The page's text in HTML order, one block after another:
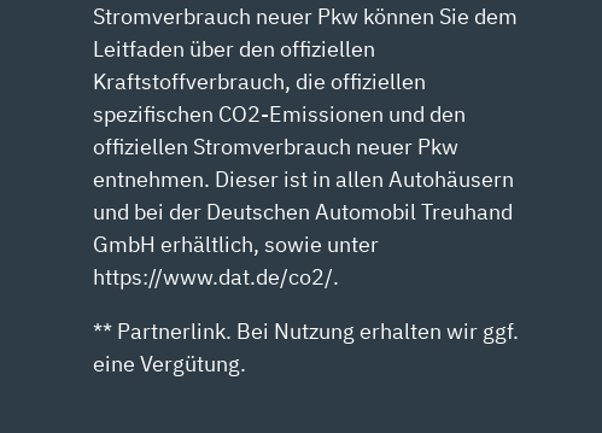
Stromverbrauch neuer Pkw können Sie dem
Leitfaden über den offiziellen
Kraftstoffverbrauch, die offiziellen
spezifischen CO2-Emissionen und den
offiziellen Stromverbrauch neuer Pkw
entnehmen. Dieser ist in allen Autohäusern
und bei der Deutschen Automobil Treuhand
GmbH erhältlich, sowie unter
https://www.dat.de/co2/.
** Partnerlink. Bei Nutzung erhalten wir ggf.
eine Vergütung.